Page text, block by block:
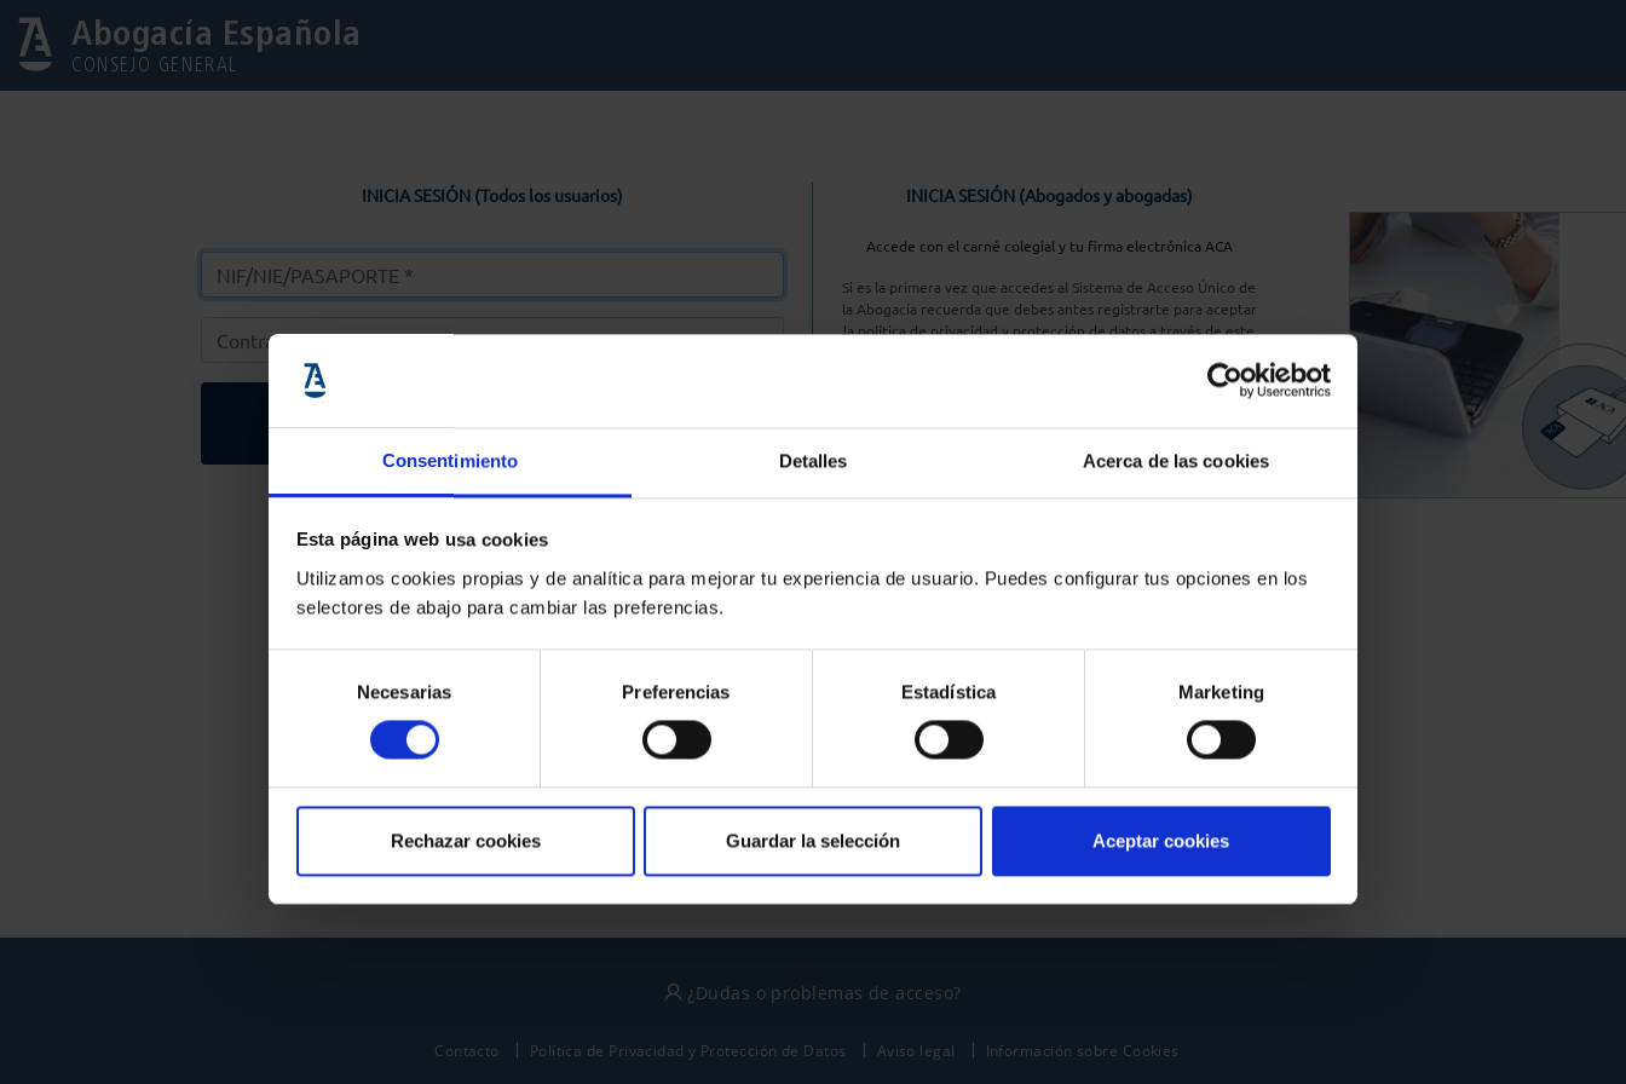
Consentimiento Detalles Acerca de las cookies
Esta página web usa cookies
Utilizamos cookies propias y de analítica para mejorar tu experiencia de usuario. Puedes configurar tus opciones en los
selectores de abajo para cambiar las preferencias.
consentimiento
Necesarias Preferencias Estadística Marketing
Rechazar cookies Guardar la selección Aceptar cookies
Abogacía Española
CONSEJO GENERAL
INICIA SESIÓN (Todos los usuarios)
Entrar
Solicitar Contraseña
INICIA SESIÓN (Abogados y abogadas)
Accede con el carné colegial y tu firma electrónica ACA
Si es la primera vez que accedes al Sistema de Acceso Único de
la Abogacía recuerda que debes antes registrarte para aceptar
la política de privacidad y protección de datos a través de este
Entrar con ACA Plus
¿No tienes cuenta?
política de privacidad
y términos del servicio
¿Dudas o problemas de acceso?
Contacto Política de Privacidad y Protección de Datos Aviso legal Información sobre Cookies